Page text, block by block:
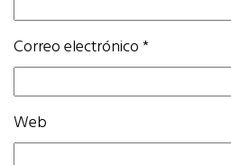
Correo electrónico*
Web